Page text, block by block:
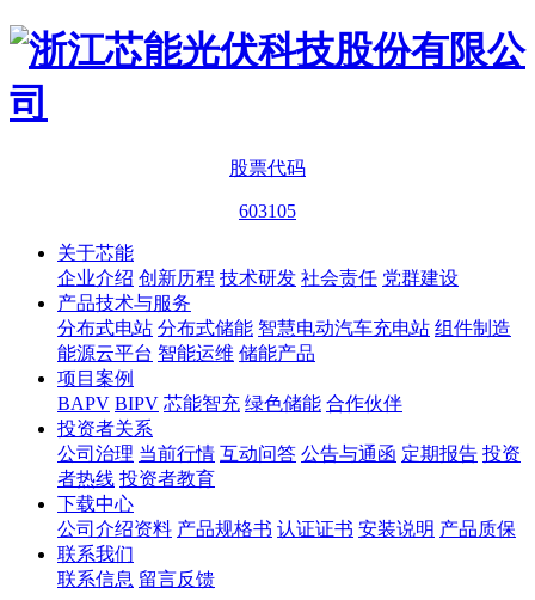
股票代码
603105
关于芯能
企业介绍 创新历程 技术研发 社会责任 党群建设
产品技术与服务
分布式电站 分布式储能 智慧电动汽车充电站 组件制造
能源云平台 智能运维 储能产品
项目案例
BAPV BIPV 芯能智充 绿色储能 合作伙伴
投资者关系
公司治理 当前行情 互动问答 公告与通函 定期报告 投资
者热线 投资者教育
下载中心
公司介绍资料 产品规格书 认证证书 安装说明 产品质保
联系我们
联系信息 留言反馈